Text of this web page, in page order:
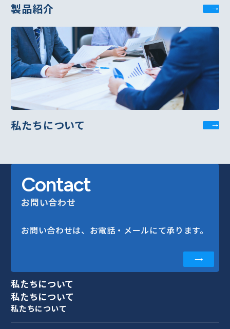
製品紹介
私たちについて
私たちについてへページ遷移します。
Contact
お問い合わせ
お問い合わせは、お電話・メールにて承ります。
私たちについて
私たちについて
私たちについて